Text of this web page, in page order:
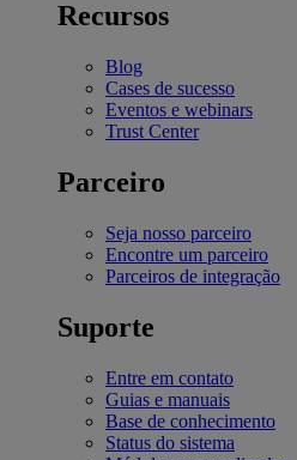
Recursos
Blog
Cases de sucesso
Eventos e webinars
Trust Center
Parceiro
Seja nosso parceiro
Encontre um parceiro
Parceiros de integração
Suporte
Entre em contato
Guias e manuais
Base de conhecimento
Status do sistema